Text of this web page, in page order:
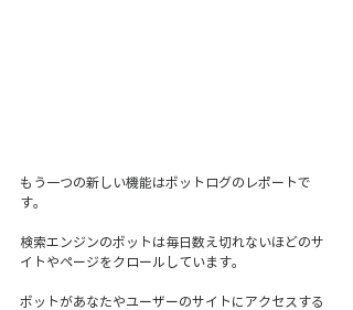
もう一つの新しい機能はボットログのレポートで
す。
検索エンジンのボットは毎日数え切れないほどのサ
イトやページをクロールしています。
ボットがあなたやユーザーのサイトにアクセスする